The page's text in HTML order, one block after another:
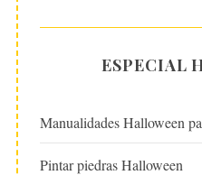
ESPECIAL
Manualidades Halloween
Pintar piedras Halloween